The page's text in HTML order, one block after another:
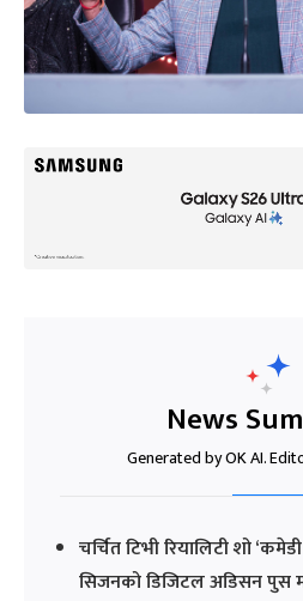
News
Generated by OK AI.
चर्चित टिभी रियालिटी शो
सिजनको डिजिटल अडिसन पुस